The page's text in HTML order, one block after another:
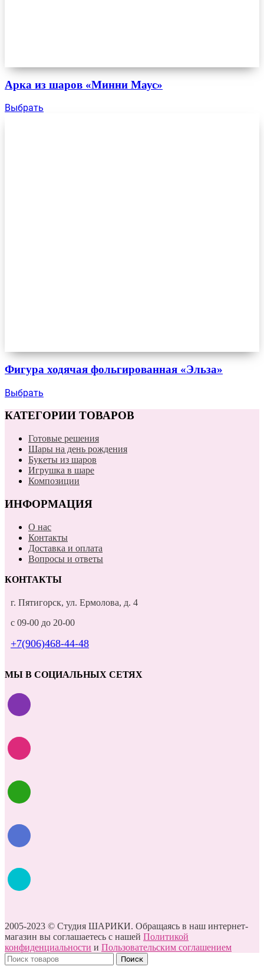
Арка из шаров «Минни Маус»
Выбрать
Фигура ходячая фольгированная «Эльза»
Выбрать
КАТЕГОРИИ ТОВАРОВ
Готовые решения
Шары на день рождения
Букеты из шаров
Игрушка в шаре
Композиции
ИНФОРМАЦИЯ
О нас
Контакты
Доставка и оплата
Вопросы и ответы
КОНТАКТЫ
г. Пятигорск, ул. Ермолова, д. 4
с 09-00 до 20-00
+7(906)468-44-48
МЫ В СОЦИАЛЬНЫХ СЕТЯХ
2005-2023 © Студия ШАРИКИ. Обращаясь в наш интернет-
магазин вы соглашаетесь с нашей Политикой
конфиденциальности и Пользовательским соглашением
Поиск